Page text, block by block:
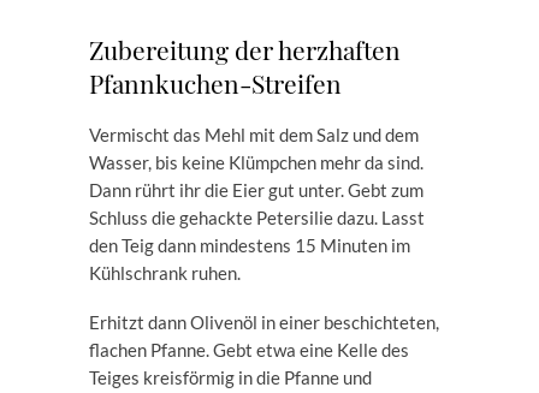
Zubereitung der herzhaften
Pfannkuchen-Streifen
Vermischt das Mehl mit dem Salz und dem
Wasser, bis keine Klümpchen mehr da sind.
Dann rührt ihr die Eier gut unter. Gebt zum
Schluss die gehackte Petersilie dazu. Lasst
den Teig dann mindestens 15 Minuten im
Kühlschrank ruhen.
Erhitzt dann Olivenöl in einer beschichteten,
flachen Pfanne. Gebt etwa eine Kelle des
Teiges kreisförmig in die Pfanne und